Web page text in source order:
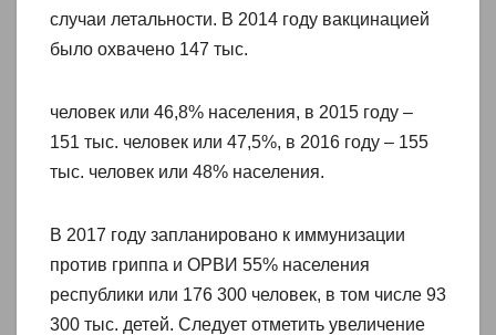
случаи летальности. В 2014 году вакцинацией
было охвачено 147 тыс.
человек или 46,8% населения, в 2015 году –
151 тыс. человек или 47,5%, в 2016 году – 155
тыс. человек или 48% населения.
В 2017 году запланировано к иммунизации
против гриппа и ОРВИ 55% населения
республики или 176 300 человек, в том числе 93
300 тыс. детей. Следует отметить увеличение